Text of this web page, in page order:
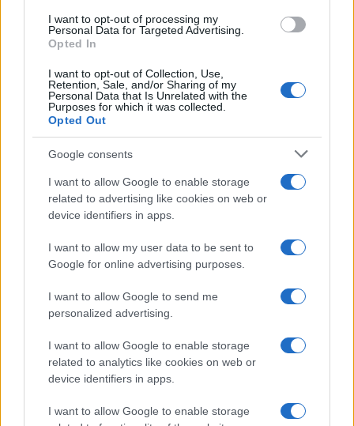
consent section.
I want to opt-out of processing my
Personal Data for Targeted Advertising.
Opted In
I want to opt-out of Collection, Use,
Retention, Sale, and/or Sharing of my
Personal Data that Is Unrelated with the
Purposes for which it was collected.
Opted Out
Google consents
I want to allow Google to enable storage
related to advertising like cookies on web or
device identifiers in apps.
I want to allow my user data to be sent to
Google for online advertising purposes.
I want to allow Google to send me
personalized advertising.
I want to allow Google to enable storage
related to analytics like cookies on web or
device identifiers in apps.
I want to allow Google to enable storage
FRASI
Frasi celebri
Frasi da condividere
Poesie
FILM
Frasi dei film
Frasi film più lette
Incipit dei film
Film più cercati
Frasi sul cinema
SERVIZI
Mappa del sito
Cookie Policy